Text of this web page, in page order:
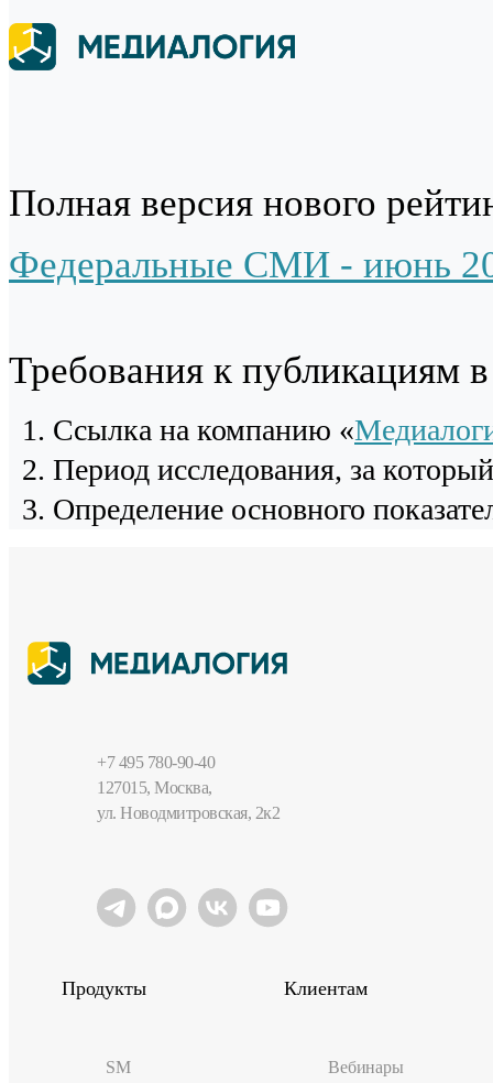
Полная версия нового
Федеральные СМИ - июнь
Требования к публикациям
Cсылка на компанию «
Период исследования, за
Определение основного
+7 495 780-90-40
127015, Москва,
ул. Новодмитровская, 2к2
Продукты
SM
Клиентам
Вебинары